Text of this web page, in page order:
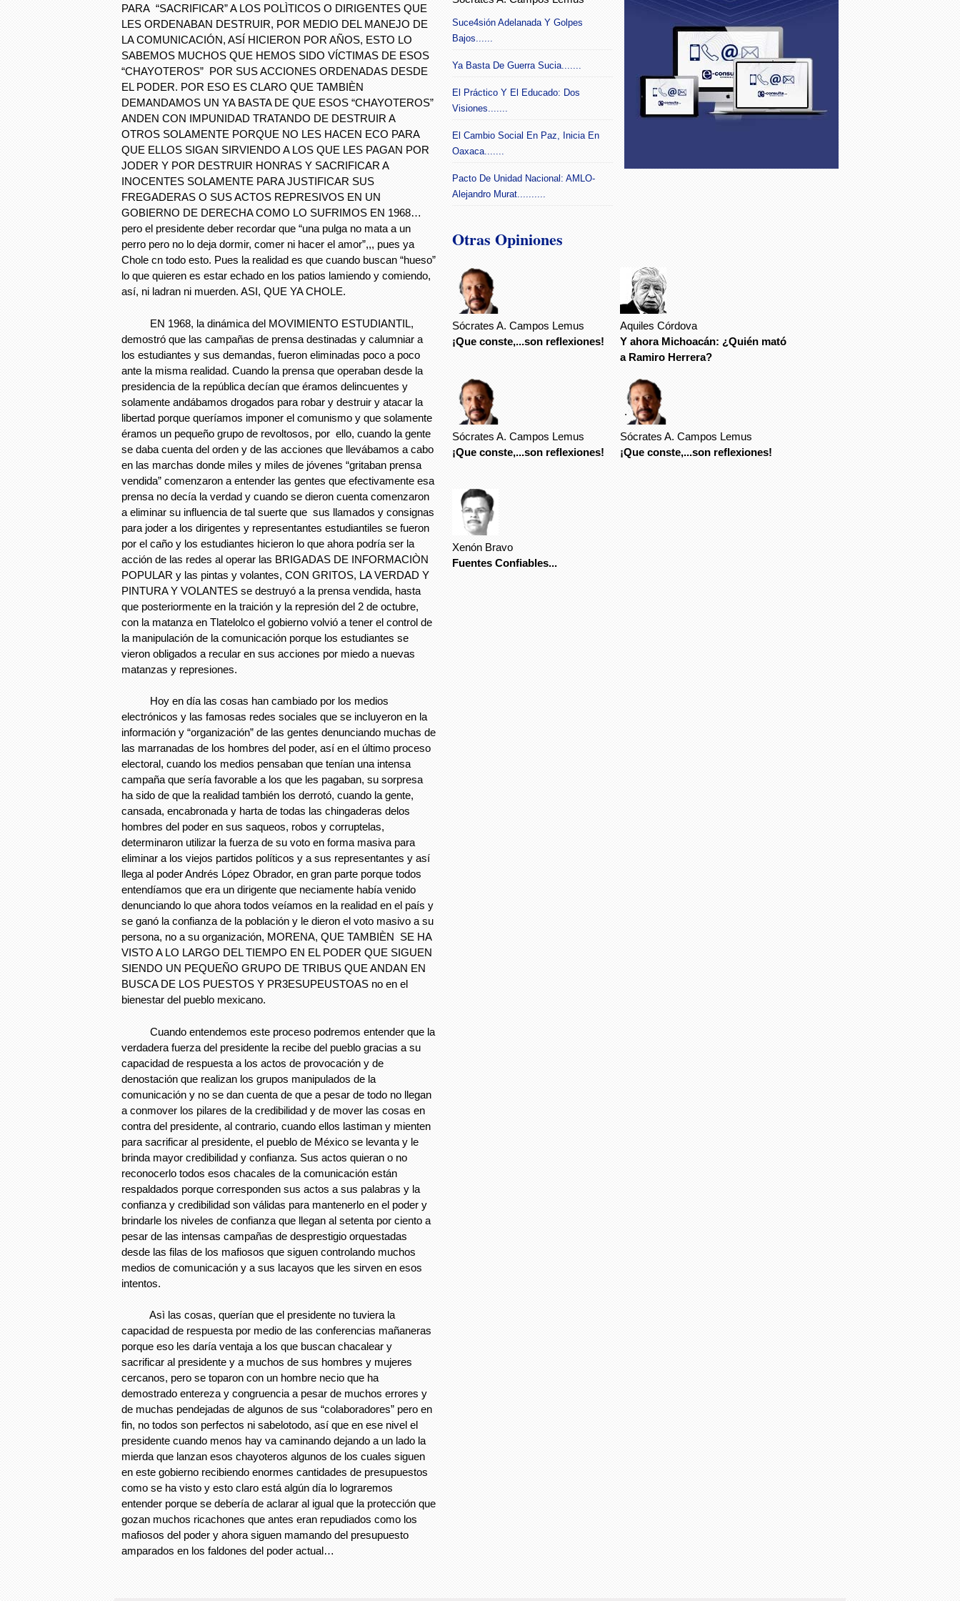
PARA “SACRIFICAR” A LOS POLÌTICOS O DIRIGENTES QUE
LES ORDENABAN DESTRUIR, POR MEDIO DEL MANEJO DE
LA COMUNICACIÓN, ASÍ HICIERON POR AÑOS, ESTO LO
SABEMOS MUCHOS QUE HEMOS SIDO VÍCTIMAS DE ESOS
“CHAYOTEROS” POR SUS ACCIONES ORDENADAS DESDE
EL PODER. POR ESO ES CLARO QUE TAMBIÈN
DEMANDAMOS UN YA BASTA DE QUE ESOS “CHAYOTEROS”
ANDEN CON IMPUNIDAD TRATANDO DE DESTRUIR A
OTROS SOLAMENTE PORQUE NO LES HACEN ECO PARA
QUE ELLOS SIGAN SIRVIENDO A LOS QUE LES PAGAN POR
JODER Y POR DESTRUIR HONRAS Y SACRIFICAR A
INOCENTES SOLAMENTE PARA JUSTIFICAR SUS
FREGADERAS O SUS ACTOS REPRESIVOS EN UN
GOBIERNO DE DERECHA COMO LO SUFRIMOS EN 1968…
pero el presidente deber recordar que “una pulga no mata a un
perro pero no lo deja dormir, comer ni hacer el amor”,,, pues ya
Chole cn todo esto. Pues la realidad es que cuando buscan “hueso”
lo que quieren es estar echado en los patios lamiendo y comiendo,
así, ni ladran ni muerden. ASI, QUE YA CHOLE.
EN 1968, la dinámica del MOVIMIENTO ESTUDIANTIL,
demostró que las campañas de prensa destinadas y calumniar a
los estudiantes y sus demandas, fueron eliminadas poco a poco
ante la misma realidad. Cuando la prensa que operaban desde la
presidencia de la república decían que éramos delincuentes y
solamente andábamos drogados para robar y destruir y atacar la
libertad porque queríamos imponer el comunismo y que solamente
éramos un pequeño grupo de revoltosos, por ello, cuando la gente
se daba cuenta del orden y de las acciones que llevábamos a cabo
en las marchas donde miles y miles de jóvenes “gritaban prensa
vendida” comenzaron a entender las gentes que efectivamente esa
prensa no decía la verdad y cuando se dieron cuenta comenzaron
a eliminar su influencia de tal suerte que sus llamados y consignas
para joder a los dirigentes y representantes estudiantiles se fueron
por el caño y los estudiantes hicieron lo que ahora podría ser la
acción de las redes al operar las BRIGADAS DE INFORMACIÒN
POPULAR y las pintas y volantes, CON GRITOS, LA VERDAD Y
PINTURA Y VOLANTES se destruyó a la prensa vendida, hasta
que posteriormente en la traición y la represión del 2 de octubre,
con la matanza en Tlatelolco el gobierno volvió a tener el control de
la manipulación de la comunicación porque los estudiantes se
vieron obligados a recular en sus acciones por miedo a nuevas
matanzas y represiones.
Hoy en día las cosas han cambiado por los medios
electrónicos y las famosas redes sociales que se incluyeron en la
información y “organización” de las gentes denunciando muchas de
las marranadas de los hombres del poder, así en el último proceso
electoral, cuando los medios pensaban que tenían una intensa
campaña que sería favorable a los que les pagaban, su sorpresa
ha sido de que la realidad también los derrotó, cuando la gente,
cansada, encabronada y harta de todas las chingaderas delos
hombres del poder en sus saqueos, robos y corruptelas,
determinaron utilizar la fuerza de su voto en forma masiva para
eliminar a los viejos partidos políticos y a sus representantes y así
llega al poder Andrés López Obrador, en gran parte porque todos
entendíamos que era un dirigente que neciamente había venido
denunciando lo que ahora todos veíamos en la realidad en el país y
se ganó la confianza de la población y le dieron el voto masivo a su
persona, no a su organización, MORENA, QUE TAMBIÈN SE HA
VISTO A LO LARGO DEL TIEMPO EN EL PODER QUE SIGUEN
SIENDO UN PEQUEÑO GRUPO DE TRIBUS QUE ANDAN EN
BUSCA DE LOS PUESTOS Y PR3ESUPEUSTOAS no en el
bienestar del pueblo mexicano.
Cuando entendemos este proceso podremos entender que la
verdadera fuerza del presidente la recibe del pueblo gracias a su
capacidad de respuesta a los actos de provocación y de
denostación que realizan los grupos manipulados de la
comunicación y no se dan cuenta de que a pesar de todo no llegan
a conmover los pilares de la credibilidad y de mover las cosas en
contra del presidente, al contrario, cuando ellos lastiman y mienten
para sacrificar al presidente, el pueblo de México se levanta y le
brinda mayor credibilidad y confianza. Sus actos quieran o no
reconocerlo todos esos chacales de la comunicación están
respaldados porque corresponden sus actos a sus palabras y la
confianza y credibilidad son válidas para mantenerlo en el poder y
brindarle los niveles de confianza que llegan al setenta por ciento a
pesar de las intensas campañas de desprestigio orquestadas
desde las filas de los mafiosos que siguen controlando muchos
medios de comunicación y a sus lacayos que les sirven en esos
intentos.
Asì las cosas, querían que el presidente no tuviera la
capacidad de respuesta por medio de las conferencias mañaneras
porque eso les daría ventaja a los que buscan chacalear y
sacrificar al presidente y a muchos de sus hombres y mujeres
cercanos, pero se toparon con un hombre necio que ha
demostrado entereza y congruencia a pesar de muchos errores y
de muchas pendejadas de algunos de sus “colaboradores” pero en
fin, no todos son perfectos ni sabelotodo, así que en ese nivel el
presidente cuando menos hay va caminando dejando a un lado la
mierda que lanzan esos chayoteros algunos de los cuales siguen
en este gobierno recibiendo enormes cantidades de presupuestos
como se ha visto y esto claro está algún día lo lograremos
entender porque se debería de aclarar al igual que la protección que
gozan muchos ricachones que antes eran repudiados como los
mafiosos del poder y ahora siguen mamando del presupuesto
amparados en los faldones del poder actual…
Suce4sión Adelanada Y Golpes
Bajos......
Ya Basta De Guerra Sucia.......
El Práctico Y El Educado: Dos
Visiones.......
El Cambio Social En Paz, Inicia En
Oaxaca.......
Pacto De Unidad Nacional: AMLO-
Alejandro Murat..........
Otras Opiniones
Sócrates A. Campos Lemus
¡Que conste,...son reflexiones!
Aquiles Córdova
Y ahora Michoacán: ¿Quién mató
a Ramiro Herrera?
Sócrates A. Campos Lemus
¡Que conste,...son reflexiones!
Sócrates A. Campos Lemus
¡Que conste,...son reflexiones!
Xenón Bravo
Fuentes Confiables...
.